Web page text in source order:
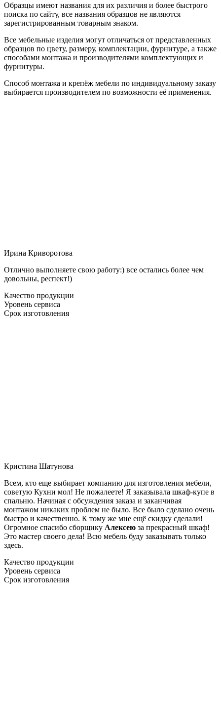
Образцы имеют названия для их различия и более быстрого
поиска по сайту, все названия образцов не являются
зарегистрированным товарным знаком.
Все мебельные изделия могут отличаться от представленных
образцов по цвету, размеру, комплектации, фурнитуре, а также
способами монтажа и производителями комплектующих и
фурнитуры.
Способ монтажа и крепёж мебели по индивидуальному заказу
выбирается производителем по возможности её применения.
Ирина Криворотова
Отлично выполняете свою работу:) все остались более чем
довольны, респект!)
Качество продукции
Уровень сервиса
Срок изготовления
Кристина Шатунова
Всем, кто еще выбирает компанию для изготовления мебели,
советую Кухни мол! Не пожалеете! Я заказывала шкаф-купе в
спальню. Начиная с обсуждения заказа и заканчивая
монтажом никаких проблем не было. Все было сделано очень
быстро и качественно. К тому же мне ещё скидку сделали!
Огромное спасибо сборщику Алексею за прекрасный шкаф!
Это мастер своего дела! Всю мебель буду заказывать только
здесь.
Качество продукции
Уровень сервиса
Срок изготовления